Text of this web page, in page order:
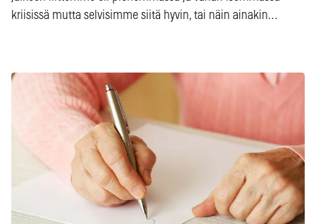
kriisissä mutta selvisimme siitä hyvin, tai näin ainakin…